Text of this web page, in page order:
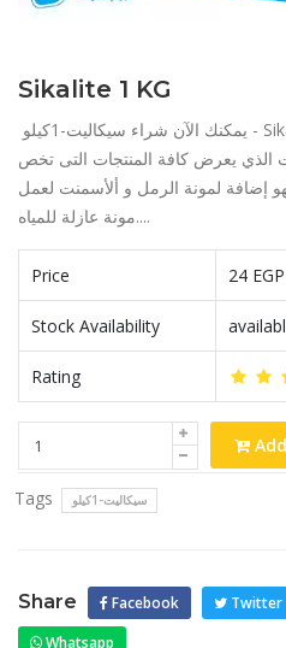
Sikalite 1 KG
الذي يعرض كافة المنتجات التى تخص
إضافة لمونة الرمل و ألأسمنت لعمل
مونة عازلة للمياه....
Price 24 EGP
Stock Availability
Rating
Tags سيكاليت-1كيلو
Share Facebook Twitter
Whatsapp